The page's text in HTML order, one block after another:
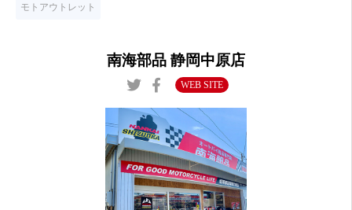
モトアウトレット
南海部品 静岡中原店
WEB SITE